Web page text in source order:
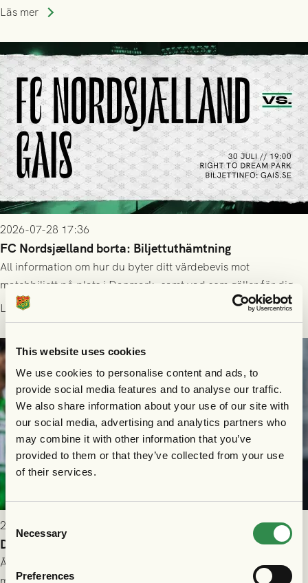
This website uses cookies
We use cookies to personalise content and ads, to
provide social media features and to analyse our traffic.
We also share information about your use of our site with
our social media, advertising and analytics partners who
may combine it with other information that you’ve
provided to them or that they’ve collected from your use
of their services.
Consent
Selection
Necessary
Preferences
Läs mer
2026-07-28 17:36
FC Nordsjælland borta: Biljettuthämtning
All information om hur du byter ditt värdebevis mot
matchbiljett på plats i Danmark, samt vad som gäller för dig
som står på reservlista eller fått förhinder.
Läs mer
2026-07-26 21:00
Delad poäng mot Halmstads BK
Åter i Allsvenskan stod Halmstads BK för motståndet i en